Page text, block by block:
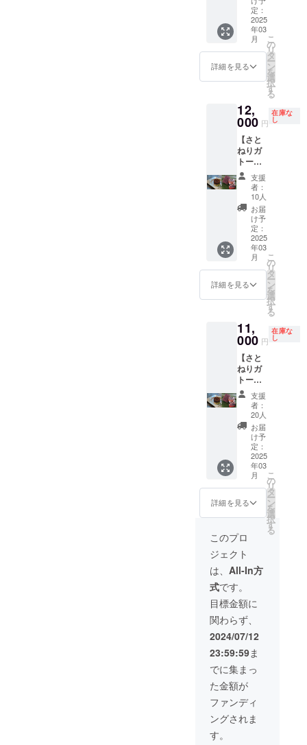
おりま
す。) ・
保存方
法：直
射日光
や高温
多湿を
避けて
い(夏季
は冷蔵
庫に入
れてく
ださ
い。)。
・数
量：1点
・内容
量：約
450g
て、例
年オン
ライン
販売ゼ
ロで、
日南市
でしか
販売さ
ない伝
統の黒
砂糖も
その場
でお渡
ししま
す。 黒
砂糖
は、製
造工程
のほと
んどを
めた手
作業で
ら、国
内黒糖
生産量
のう
ち、わ
ずか
0.07％
程しか
つくる
ことが
できな
い希少
品で
す。 ・
日程：
12月7日
(土) 午
から2時
間程度
の予定
・場
所：宮
崎県日
南市 ・
支援者
様の交
通費や
滞在費
は各自
でご負
担くだ
さい。
・クラ
ウド
ファン
シュな
「さと
うきび
ジュー
ス」を
飲むこ
いもあ
るかも
しれま
せ
ん。)！
セット
とし
て、例
年オン
ライン
販売ゼ
ロで、
日南市
内と宮
崎市内
の一部
でしか
統の黒
砂糖も
しま
す。 黒
砂糖
は、製
造工程
のほと
んどを
丹精込
めた手
作業で
行うこ
とか
内黒糖
生産量
ち、わ
0.07％
程しか
ことが
できな
い希少
品で
す。 ・
日程：
2024年
12月1日
(日) 午
前10時
から2時
間程度
の予定
ため、
10セッ
ト限定
で再追
加しま
した！
元オー
ストラ
パティ
シエ
で、日
南市に
移住・
開業し
たクラ
フト
チョコ
レート
ショッ
プのtiny
kitchen
MIYAZA
KI特製
の黒砂
糖を
ラをお
届けし
ます。
日南特
産のキ
ンカン
を添え
て。 ※
ケーキ
上の
「チョ
コレー
トリー
フ」は
付きま
せん。
セット
年オン
販売ゼ
ロで、
日南市
内と宮
崎市内
の一部
でしか
販売さ
ない伝
統の黒
砂糖も
お届け
しま
す。 黒
砂糖
定：
2025
年03
月
詳細を見る
こ
の
リ
タ
ー
ン
を
選
択
す
る
12,
000 円
在庫な
し
【さと
ねりガ
トー
ショコ
ラ＆黒
砂糖
450g】
※人気の
ため、
10セッ
ト限定
で追加
しまし
た！ 元
オース
トラリ
ティシ
エで、
日南市
に移
住・開
業した
クラフ
トチョ
コレー
ト
ショッ
プのtiny
kitchen
MIYAZA
KI特製
の黒砂
糖を
ショコ
ラをお
届けし
ます。
日南特
産のキ
ンカン
を添え
て。 ※
ケーキ
上の
「チョ
コレー
トリー
フ」は
付きま
せん。
セット
支援
者：
10人
お届
け予
定：
2025
年03
月
詳細を見る
こ
の
リ
タ
ー
ン
を
選
択
す
る
11,
000 円
在庫な
し
【さと
ねりガ
トー
ショコ
ラ＆黒
砂糖
450g】
元オー
ストラ
リアの
パティ
シエ
で、日
南市に
移住・
開業し
たクラ
フト
チョコ
レート
ショッ
プのtiny
kitchen
MIYAZA
KI特製
の黒砂
糖を
使った
ガトー
ショコ
ラをお
届けし
ます。
日南特
支援
者：
20人
お届
け予
定：
2025
年03
月
詳細を見る
こ
の
リ
タ
ー
ン
を
選
択
す
る
このプロ
ジェクト
は、 All-In方
式です。
目標金額に
関わらず、
2024/07/12
23:59:59ま
でに集まっ
た金額が
ファンディ
ングされま
す。